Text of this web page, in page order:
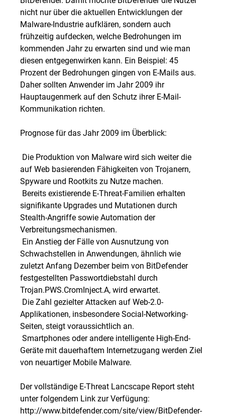
nicht nur über die aktuellen Entwicklungen der
Malware-Industrie aufklären, sondern auch
frühzeitig aufdecken, welche Bedrohungen im
kommenden Jahr zu erwarten sind und wie man
diesen entgegenwirken kann. Ein Beispiel: 45
Prozent der Bedrohungen gingen von E-Mails aus.
Daher sollten Anwender im Jahr 2009 ihr
Hauptaugenmerk auf den Schutz ihrer E-Mail-
Kommunikation richten.
Prognose für das Jahr 2009 im Überblick:
 Die Produktion von Malware wird sich weiter die
auf Web basierenden Fähigkeiten von Trojanern,
Spyware und Rootkits zu Nutze machen.
 Bereits existierende E-Threat-Familien erhalten
signifikante Upgrades und Mutationen durch
Stealth-Angriffe sowie Automation der
Verbreitungsmechanismen.
 Ein Anstieg der Fälle von Ausnutzung von
Schwachstellen in Anwendungen, ähnlich wie
zuletzt Anfang Dezember beim von BitDefender
festgestellten Passwortdiebstahl durch
Trojan.PWS.CromInject.A, wird erwartet.
 Die Zahl gezielter Attacken auf Web-2.0-
Applikationen, insbesondere Social-Networking-
Seiten, steigt voraussichtlich an.
 Smartphones oder andere intelligente High-End-
Geräte mit dauerhaftem Internetzugang werden Ziel
von neuartiger Mobile Malware.
Der vollständige E-Threat Lancscape Report steht
unter folgendem Link zur Verfügung:
http://www.bitdefender.com/site/view/BitDefender-